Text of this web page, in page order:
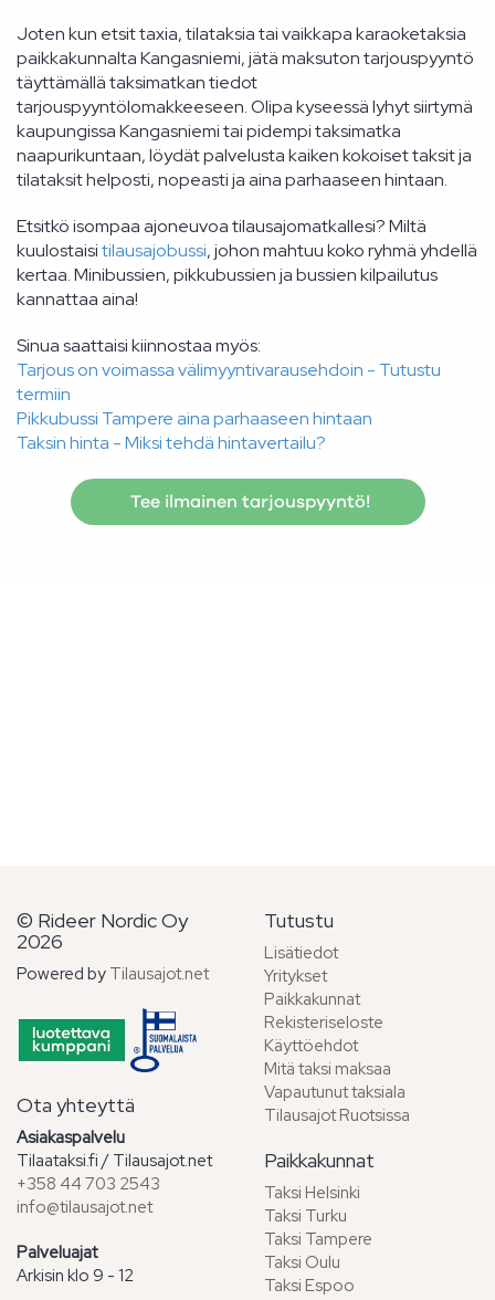
Joten kun etsit taxia, tilataksia tai vaikkapa karaoketaksia
paikkakunnalta Kangasniemi, jätä maksuton tarjouspyyntö
täyttämällä taksimatkan tiedot
tarjouspyyntölomakkeeseen. Olipa kyseessä lyhyt siirtymä
kaupungissa Kangasniemi tai pidempi taksimatka
naapurikuntaan, löydät palvelusta kaiken kokoiset taksit ja
tilataksit helposti, nopeasti ja aina parhaaseen hintaan.
Etsitkö isompaa ajoneuvoa tilausajomatkallesi? Miltä
kuulostaisitilausajobussi, johon mahtuu koko ryhmä yhdellä
kertaa. Minibussien, pikkubussien ja bussien kilpailutus
kannattaa aina!
Sinua saattaisi kiinnostaa myös:
Tarjous on voimassa välimyyntivarausehdoin - Tutustu
termiin
Pikkubussi Tampere aina parhaaseen hintaan
Taksin hinta - Miksi tehdä hintavertailu?
Tee ilmainen tarjouspyyntö!
© Rideer Nordic Oy
2026
Powered by Tilausajot.net
Ota yhteyttä
Asiakaspalvelu
Tilaataksi.fi / Tilausajot.net
+358 44 703 2543
info@tilausajot.net
Palveluajat
Arkisin klo 9 - 12
Tutustu
Lisätiedot
Yritykset
Paikkakunnat
Rekisteriseloste
Käyttöehdot
Mitä taksi maksaa
Vapautunut taksiala
Tilausajot Ruotsissa
Paikkakunnat
Taksi Helsinki
Taksi Turku
Taksi Tampere
Taksi Oulu
Taksi Espoo